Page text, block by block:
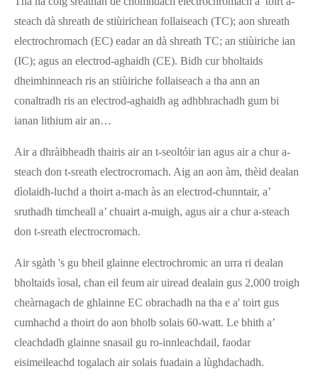
steach dà shreath de stiùirichean follaiseach (TC); aon shreath
electrochromach (EC) eadar an dà shreath TC; an stiùiriche ian
(IC); agus an electrod-aghaidh (CE). Bidh cur bholtaids
dheimhinneach ris an stiùiriche follaiseach a tha ann an
conaltradh ris an electrod-aghaidh ag adhbhrachadh gum bi
ianan lithium air an…
Air a dhràibheadh ​​thairis air an t-seoltóir ian agus air a chur a-
steach don t-sreath electrocromach. Aig an aon àm, thèid dealan
dìolaidh-luchd a thoirt a-mach às an electrod-chunntair, a’
sruthadh timcheall a’ chuairt a-muigh, agus air a chur a-steach
don t-sreath electrocromach.
Air sgàth 's gu bheil glainne electrochromic an urra ri dealan
bholtaids ìosal, chan eil feum air uiread dealain gus 2,000 troigh
cheàrnagach de ghlainne EC obrachadh na tha e a' toirt gus
cumhachd a thoirt do aon bholb solais 60-watt. Le bhith a’
cleachdadh glainne snasail gu ro-innleachdail, faodar
eisimeileachd togalach air solais fuadain a lùghdachadh.